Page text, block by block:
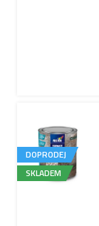
DOPRODEJ
SKLADEM